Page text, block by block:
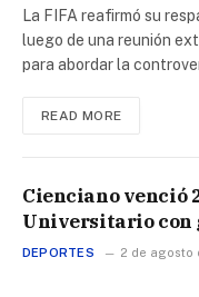
La FIFA reafirmó su
luego de una reunión
para abordar la
READ MORE
Cienciano venció
Universitario con
Matías Succar y
DEPORTES 2 de agosto